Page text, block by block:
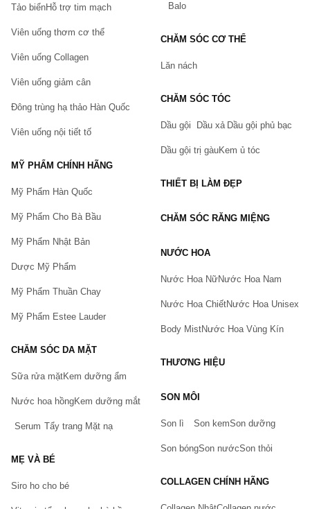
Bạn gặp vấn đề về sản phẩm hay mua hàng?
Hãy báo lỗi cho chúng tôi. Hoặc gọi cho chúng tôi qua số
Tảo biểnHỗ trợ tim mạch
Viên uống thơm cơ thể
Viên uống Collagen
Viên uống giảm cân
Đông trùng hạ thảo Hàn Quốc
Viên uống nội tiết tố
MỸ PHẨM CHÍNH HÃNG
Mỹ Phẩm Hàn Quốc
Mỹ Phẩm Cho Bà Bầu
Mỹ Phẩm Nhật Bản
Dược Mỹ Phẩm
Mỹ Phẩm Thuần Chay
Mỹ Phẩm Estee Lauder
CHĂM SÓC DA MẶT
Sữa rửa mặtKem dưỡng ẩm
Nước hoa hồngKem dưỡng mắt
Serum Tẩy trang Mặt nạ
MẸ VÀ BÉ
Siro ho cho bé
Balo
CHĂM SÓC CƠ THỂ
Lăn nách
CHĂM SÓC TÓC
Dầu gội Dầu xả Dầu gội phủ bạc
Dầu gội trị gàuKem ủ tóc
THIẾT BỊ LÀM ĐẸP
CHĂM SÓC RĂNG MIỆNG
NƯỚC HOA
Nước Hoa NữNước Hoa Nam
Nước Hoa ChiếtNước Hoa Unisex
Body MistNước Hoa Vùng Kín
THƯƠNG HIỆU
SON MÔI
Son lì Son kemSon dưỡng
Son bóngSon nướcSon thỏi
COLLAGEN CHÍNH HÃNG